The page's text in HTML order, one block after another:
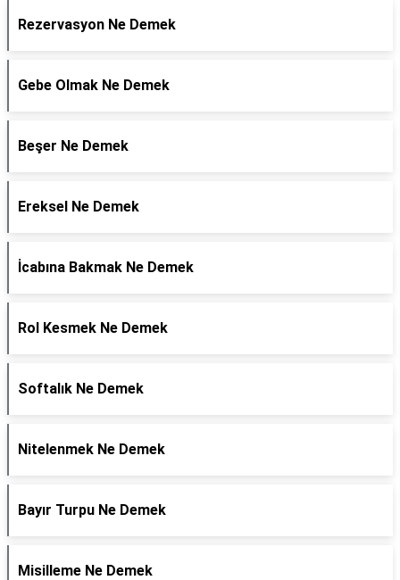
Rezervasyon Ne Demek
Gebe Olmak Ne Demek
Beşer Ne Demek
Ereksel Ne Demek
İcabına Bakmak Ne Demek
Rol Kesmek Ne Demek
Softalık Ne Demek
Nitelenmek Ne Demek
Bayır Turpu Ne Demek
Misilleme Ne Demek